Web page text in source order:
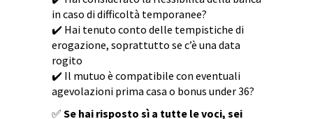
in caso di difficoltà temporanee?
✔️ Hai tenuto conto delle tempistiche di
erogazione, soprattutto se c’è una data
rogito
✔️ Il mutuo è compatibile con eventuali
agevolazioni prima casa o bonus under 36?
✅ Se hai risposto sì a tutte le voci, sei